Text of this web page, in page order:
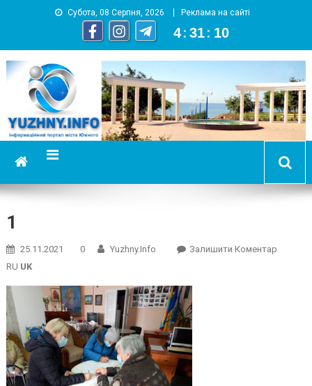
Субота, 08 Серпня, 2026 Реклама на сайті
4 : 31 : 10
YUZHNY.INFO
информационный портал города Южный
1
25.11.2021 0 Yuzhny.info Залишити КоментарOn
RU UK